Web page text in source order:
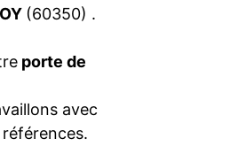
(60350) .
porte de
avec